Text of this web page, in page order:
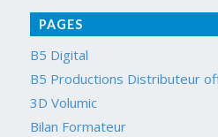
PAGES
B5 Digital
B5 Productions Distributeur
3D Volumic
Bilan Formateur